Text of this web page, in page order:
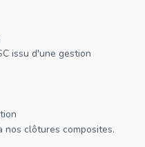
issu d'une gestion
nos clôtures composites.